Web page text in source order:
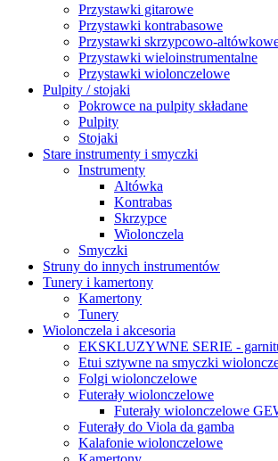
Przystawki gitarowe
Przystawki kontrabasowe
Przystawki skrzypcowo-
Przystawki wieloinstrumentalne
Przystawki wiolonczelowe
Pulpity / stojaki
Pokrowce na pulpity składane
Pulpity
Stojaki
Stare instrumenty i smyczki
Instrumenty
Altówka
Kontrabas
Skrzypce
Wiolonczela
Smyczki
Struny do innych instrumentów
Tunery i kamertony
Kamertony
Tunery
Wiolonczela i akcesoria
EKSKLUZYWNE SERIE -
Etui sztywne na smyczki
Folgi wiolonczelowe
Futerały wiolonczelowe
Futerały wiolonczelowe
Futerały do Viola da gamba
Kalafonie wiolonczelowe